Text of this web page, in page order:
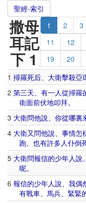
聖經-索引
撒母
耳記
下 1
1 2 3
11
12
19
20
1 掃羅死后、 大衛擊殺亞
2 第三天、 有一人從掃羅
衛面前伏地叩拜。
3 大衛問他說、 你從哪裏
4 大衛又問他說、 事情怎
跑、 也有許多人仆倒
5 大衛問報信的少年人說、
呢。
6 報信的少年人說、 我偶
有戰車、 馬兵、 緊緊